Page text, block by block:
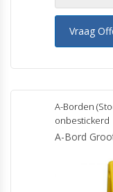
Vraag
A-Borden
onbestickerd
A-Bord